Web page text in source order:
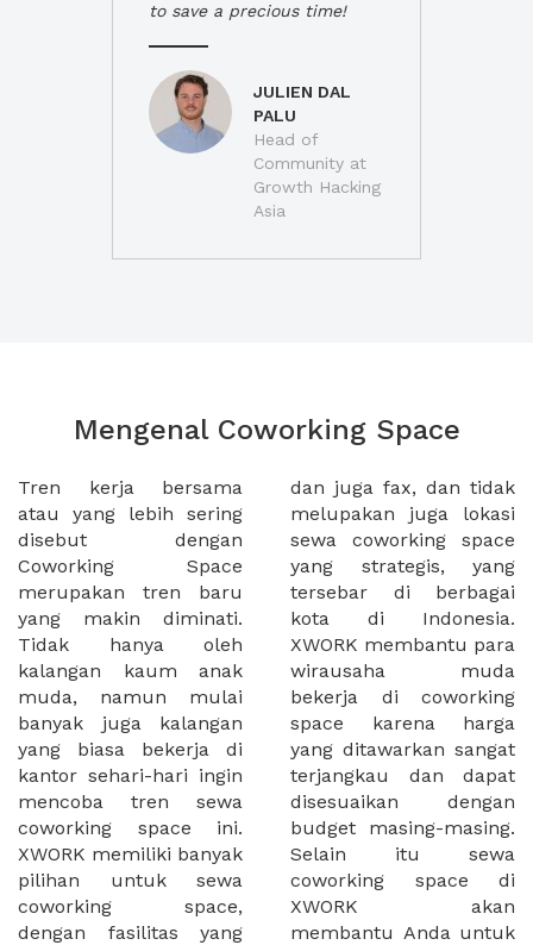
to save a precious time!
JULIEN DAL
PALU
Head of
Community at
Growth Hacking
Asia
Mengenal Coworking Space
Tren kerja bersama
atau yang lebih sering
disebut dengan
Coworking Space
merupakan tren baru
yang makin diminati.
Tidak hanya oleh
kalangan kaum anak
muda, namun mulai
banyak juga kalangan
yang biasa bekerja di
kantor sehari-hari ingin
mencoba tren sewa
coworking space ini.
XWORK memiliki banyak
pilihan untuk sewa
coworking space,
dengan fasilitas yang
dan juga fax, dan tidak
melupakan juga lokasi
sewa coworking space
yang strategis, yang
tersebar di berbagai
kota di Indonesia.
XWORK membantu para
wirausaha muda
bekerja di coworking
space karena harga
yang ditawarkan sangat
terjangkau dan dapat
disesuaikan dengan
budget masing-masing.
Selain itu sewa
coworking space di
XWORK akan
membantu Anda untuk